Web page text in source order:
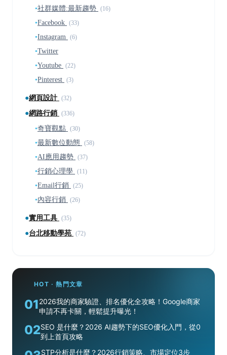
▪社群媒體:最新趨勢 (16)
▪Facebook (33)
▪Instagram (6)
▪Twitter
▪Youtube (22)
▪Pinterest (3)
●網頁設計 (32)
●網路行銷 (336)
▪奇寶觀點 (30)
▪最新數位動態 (58)
▪AI應用趨勢 (37)
▪行銷心理學 (11)
▪Email行銷 (25)
▪內容行銷 (26)
●實用工具 (35)
●台北移動學苑 (72)
HOT · 熱門文章
012026我的商家驗證、排名優化全攻略！Google商家
申請不再卡關，輕鬆提升曝光！
02SEO 是什麼？2026 AI趨勢下的SEO優化入門，從0
到上首頁攻略
STP分析是什麼？2026行銷策略、市場定位3步